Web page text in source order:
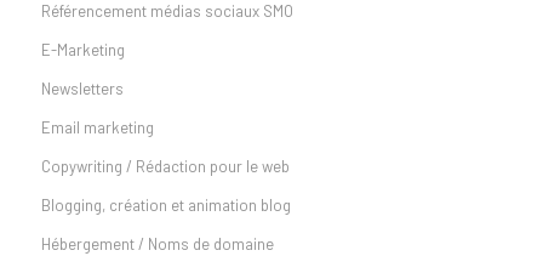
Référencement médias sociaux SMO
E-Marketing
Newsletters
Email marketing
Copywriting / Rédaction pour le web
Blogging, création et animation blog
Hébergement / Noms de domaine